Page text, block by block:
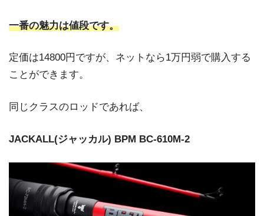
一番の魅力は値段です。
定価は14800円ですが、ネットなら1万円弱で購入する
ことができます。
同じクラスのロッドであれば、
JACKALL(ジャッカル) BPM BC-610M-2